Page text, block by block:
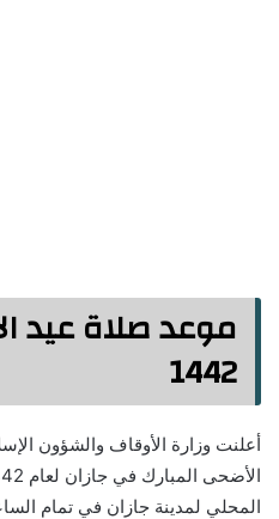
موعد صلاة عيد
1442
أعلنت وزارة الأوقاف والشؤون